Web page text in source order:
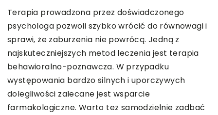
Terapia prowadzona przez doświadczonego
psychologa pozwoli szybko wrócić do równowagi i
sprawi, że zaburzenia nie powrócą. Jedną z
najskuteczniejszych metod leczenia jest terapia
behawioralno-poznawcza. W przypadku
występowania bardzo silnych i uporczywych
dolegliwości zalecane jest wsparcie
farmakologiczne. Warto też samodzielnie zadbać